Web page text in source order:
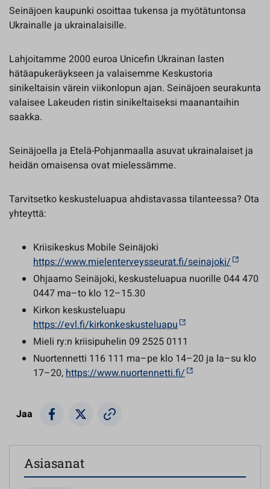
Seinäjoen kaupunki osoittaa tukensa ja myötätuntonsa
Ukrainalle ja ukrainalaisille.
Lahjoitamme 2000 euroa Unicefin Ukrainan lasten
hätäapukeräykseen ja valaisemme Keskustoria
sinikeltaisin värein viikonlopun ajan. Seinäjoen seurakunta
valaisee Lakeuden ristin sinikeltaiseksi maanantaihin
saakka.
Seinäjoella ja Etelä-Pohjanmaalla asuvat ukrainalaiset ja
heidän omaisensa ovat mielessämme.
Tarvitsetko keskusteluapua ahdistavassa tilanteessa? Ota
yhteyttä:
Kriisikeskus Mobile Seinäjoki
https://www.mielenterveysseurat.fi/seinajoki/
Ohjaamo Seinäjoki, keskusteluapua nuorille 044 470
0447 ma–to klo 12–15.30
Kirkon keskusteluapu
https://evl.fi/kirkonkeskusteluapu
Mieli ry:n kriisipuhelin 09 2525 0111
Nuortennetti 116 111 ma–pe klo 14–20 ja la–su klo
17–20,https://www.nuortennetti.fi/
Jaa
Asiasanat